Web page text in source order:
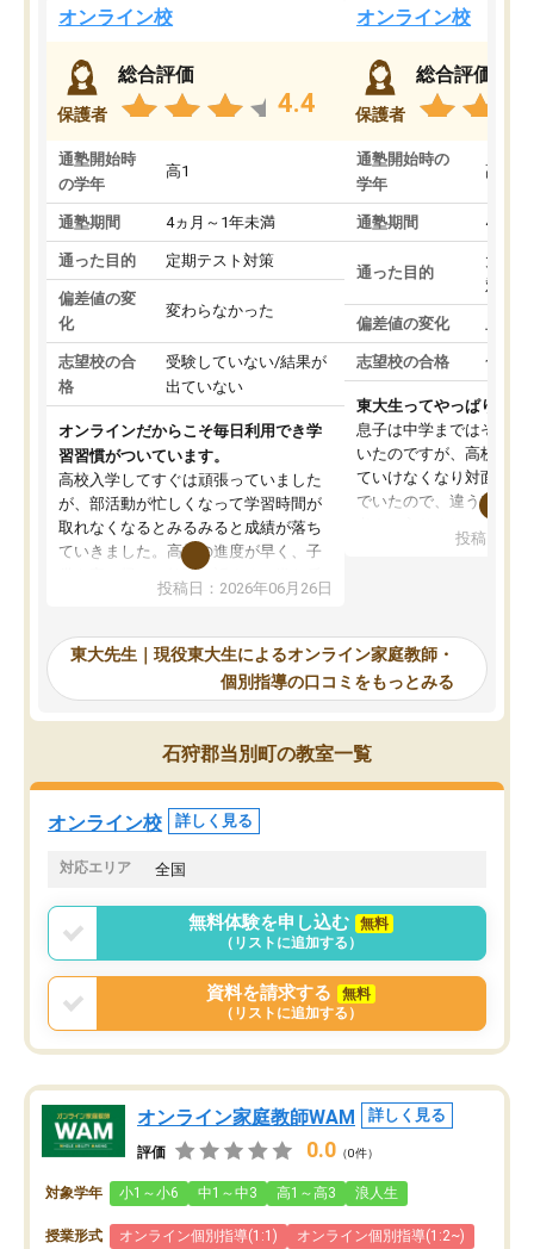
オンライン校
保護者
総合評価
4.4
通塾開始時
の学年
高1
通塾期間 4ヵ月～1年未満
通った目的 定期テスト対策
偏差値の変
化
変わらなかった
志望校の合
格
受験していない/結果が
出ていない
オンラインだからこそ毎日利用でき学
習習慣がついています。
高校入学してすぐは頑張っていました
が、部活動が忙しくなって学習時間が
取れなくなるとみるみると成績が落ち
ていきました。高校の進度が早く、子
供も家に帰って勉強の話すると嫌な反
応を示します。東大先生にお願いして
れるので、親としても安心です。毎日
使える自習室とかもあり、わからない
ところがあれば先生が回答してくれる
のも重宝しています。
投稿日：2026年06月26日
オンライン校
保護者
総合評価
通塾開始時の
学年
高3
通塾期間 4ヵ月
通った目的
大学
対策
偏差値の変化 上が
志望校の合格 合格
東大生ってやっぱりすご
息子は中学まではそこそ
いたのですが、高校に入
ていけなくなり対面の塾
でいたので、違うアプロ
で、当初は模試でD判定
自習室が毎日使えていつ
るのが心強かったよう
謝です。
投稿日：
東大先生｜現役東大生によるオンライン家庭教師・
個別指導の口コミをもっとみる
石狩郡当別町の教室一覧
オンライン校 詳しく見る
対応エリア 全国
無料体験を申し込む
無料
（リストに追加する）
資料を請求する
無料
（リストに追加する）
オンライン家庭教師WAM 詳しく見る
評価 0.0 （0件）
対象学年 小1～小6 中1～中3 高1～高3 浪人生
授業形式 オンライン個別指導(1:1)
オンライン個別指導(1:2~)